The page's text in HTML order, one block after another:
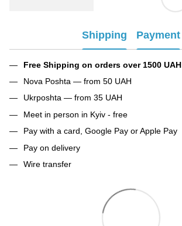
Shipping Payment
Free Shipping on orders over 1500 UAH
Nova Poshta — from 50 UAH
Ukrposhta — from 35 UAH
Meet in person in Kyiv - free
Pay with a card, Google Pay or Apple Pay
Pay on delivery
Wire transfer